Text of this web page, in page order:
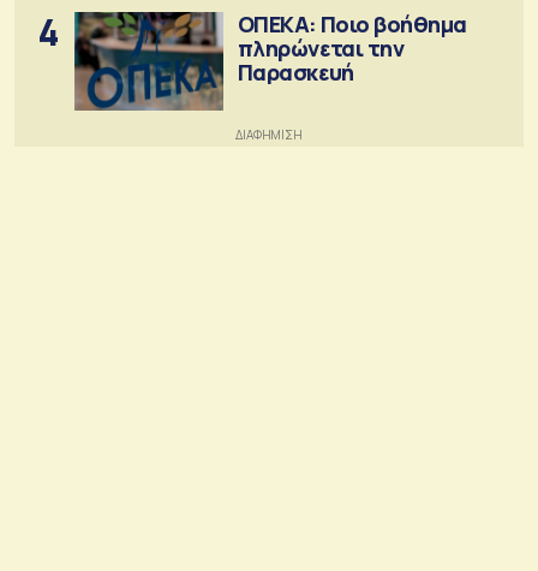
4
ΟΠΕΚΑ: Ποιο βοήθημα
πληρώνεται την
Παρασκευή